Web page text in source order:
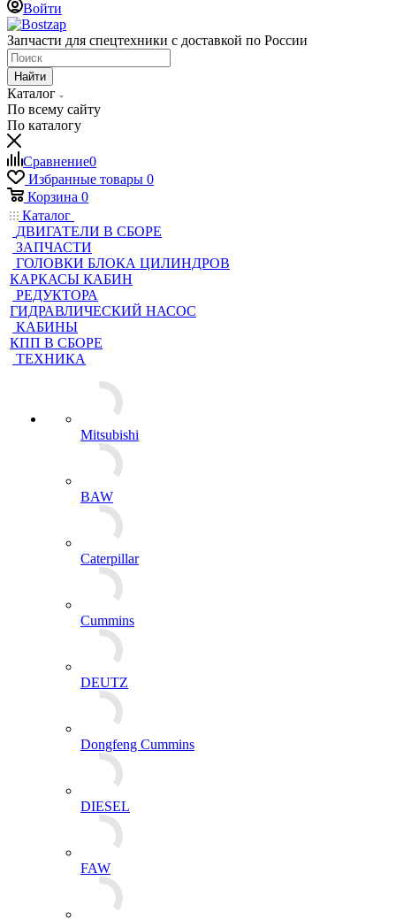
Войти
Запчасти для спецтехники с доставкой по России
Найти
Каталог
По всему сайту
По каталогу
Сравнение0
Избранные товары 0
Корзина 0
Каталог
ДВИГАТЕЛИ В СБОРЕ
ЗАПЧАСТИ
ГОЛОВКИ БЛОКА ЦИЛИНДРОВ
КАРКАСЫ КАБИН
РЕДУКТОРА
ГИДРАВЛИЧЕСКИЙ НАСОС
КАБИНЫ
КПП В СБОРЕ
ТЕХНИКА
Mitsubishi
BAW
Caterpillar
Cummins
DEUTZ
Dongfeng Cummins
DIESEL
FAW